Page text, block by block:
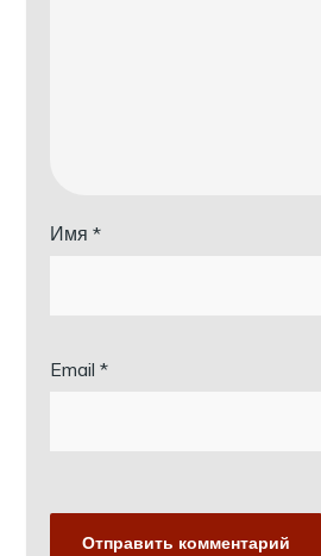
Имя*
Email*